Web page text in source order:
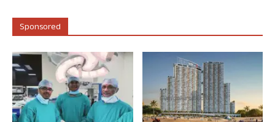
Sponsored